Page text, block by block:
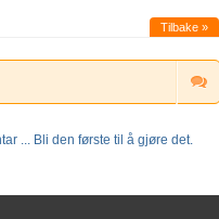
Tilbake »
... Bli den første til å gjøre det.